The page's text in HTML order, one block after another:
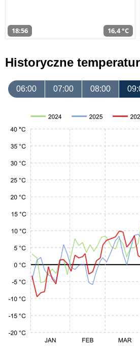
18:56 16,4 °C
Historyczne
06:00 07:00 08:00